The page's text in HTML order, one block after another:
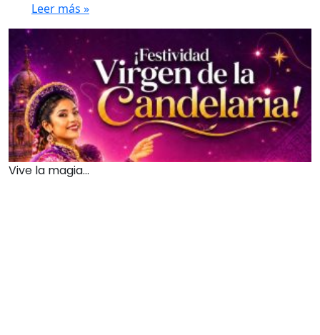
Leer más »
Vive la magia...